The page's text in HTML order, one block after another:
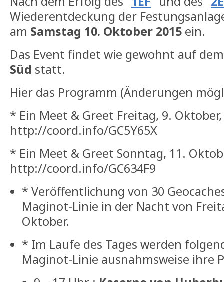
Wiederentdeckung der
am Samstag 10. Oktober 2015 ein.
Das Event findet wie gewohnt auf
Süd statt.
Hier das Programm (Änderungen
* Ein Meet & Greet Freitag, 9. Oktober,
http://coord.info/GC5Y65X
* Ein Meet & Greet Sonntag, 11.
http://coord.info/GC634F9
* Veröffentlichung von 30
Maginot-Linie in der Nacht von
Oktober.
* Im Laufe des Tages werden
Maginot-Linie ausnahmsweise ihre